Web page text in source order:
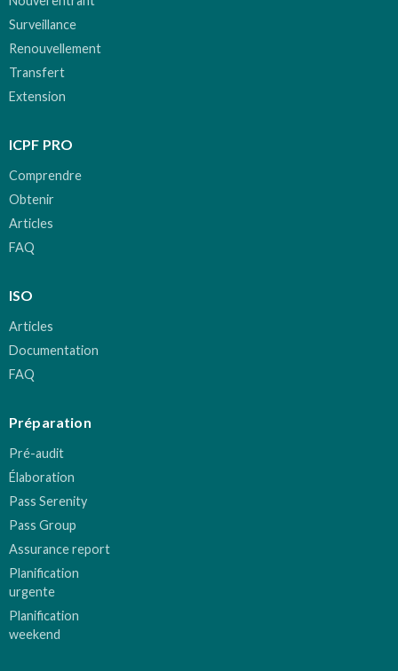
Surveillance
Renouvellement
Transfert
Extension
ICPF PRO
Comprendre
Obtenir
Articles
FAQ
ISO
Articles
Documentation
FAQ
Préparation
Pré-audit
Élaboration
Pass Serenity
Pass Group
Assurance report
Planification
urgente
Planification
weekend